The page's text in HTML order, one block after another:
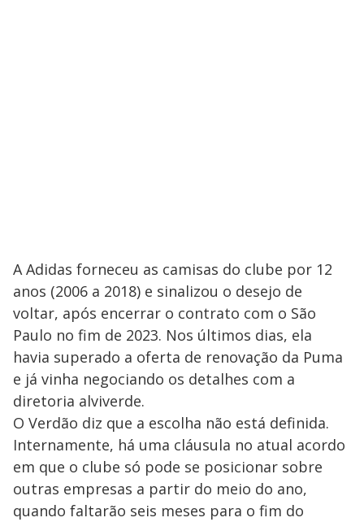
A Adidas forneceu as camisas do clube por 12
anos (2006 a 2018) e sinalizou o desejo de
voltar, após encerrar o contrato com o São
Paulo no fim de 2023. Nos últimos dias, ela
havia superado a oferta de renovação da Puma
e já vinha negociando os detalhes com a
diretoria alviverde.
O Verdão diz que a escolha não está definida.
Internamente, há uma cláusula no atual acordo
em que o clube só pode se posicionar sobre
outras empresas a partir do meio do ano,
quando faltarão seis meses para o fim do